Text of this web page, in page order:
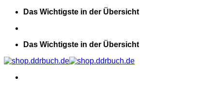
Zum
springen
Das Wichtigste in der Übersicht
Das Wichtigste in der Übersicht